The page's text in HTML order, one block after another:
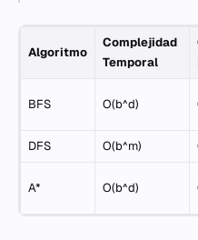
Algoritmo
Complejidad
Temporal
BFS O(b^d)
DFS O(b^m)
A* O(b^d)